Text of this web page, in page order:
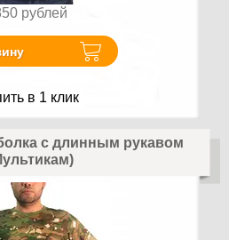
рублей
в 1 клик
с длинным рукавом